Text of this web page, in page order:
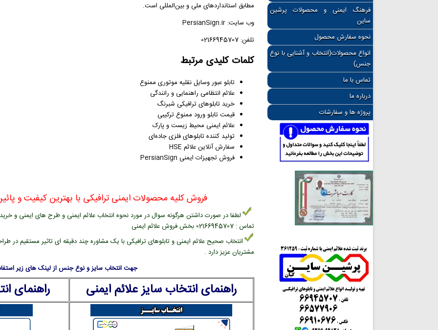
فرهنگ ایمنی و محصولات پرشین
ساین
نحوه سفارش محصول
انواع محصولات(انتخاب و آشنایی با نوع
جنس)
تماس با ما
درباره ما
پروژه ها و سفارشات
مطابق استانداردهای ملی و بین‌المللی است.
وب سایت: PersianSign.ir
تلفن: 02166945707
کلمات کلیدی مرتبط
تابلو عبور وسایل نقلیه موتوری ممنوع
علائم انتظامی راهنمایی و رانندگی
خرید تابلوهای ترافیکی شبرنگ
قیمت تابلو ورود ممنوع ترکیبی
علائم ایمنی محیط زیست و پارک
تولید کننده تابلوهای فلزی جاده‌ای
سفارش آنلاین علائم HSE
فروش تجهیزات ایمنی PersianSign
فروش کلیه محصولات ایمنی ترافیکی با بهترین کیفیت و
لطفا در صورت داشتن هرگونه سوال در مورد نحوه انتخاب علائم ایمنی و طرح های ایمنی و
تماس : 02166945707 بخش فروش علائم ایمنی
انتخاب صحیح علائم ایمنی و تابلوهای ترافیکی با یک مشاوره چند دقیقه ای تاثیر مستقیم در
مشتریان عزیز دارد .
جهت انتخاب سایز و نوع جنس از لینک های زیر
راهنمای انتخاب سایز علائم ایمنی راهنمای